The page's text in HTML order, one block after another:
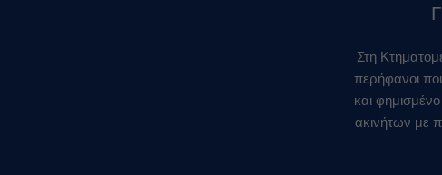
Στη
περήφανοι
και
ακινήτων με